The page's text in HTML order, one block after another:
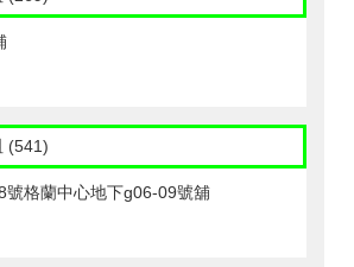
(541)
號格蘭中心地下g06-09號舖